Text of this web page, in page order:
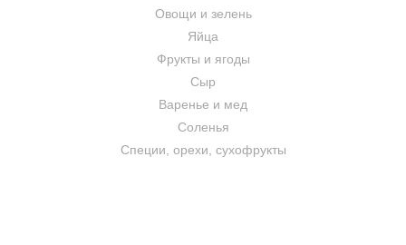
Овощи и зелень
Яйца
Фрукты и ягоды
Сыр
Варенье и мед
Соленья
Специи, орехи, сухофрукты